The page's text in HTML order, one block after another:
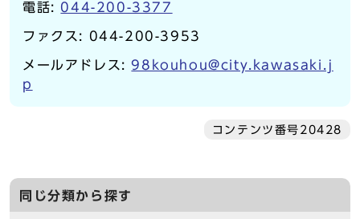
電話: 044-200-3377
ファクス: 044-200-3953
メールアドレス:98kouhou@city.kawasaki.j
p
コンテンツ番号20428
同じ分類から探す